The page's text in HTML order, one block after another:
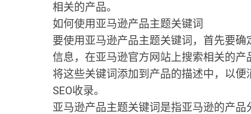
相关的产品。
如何使用亚马逊产品主题关键词
要使用亚马逊产品主题关键词，首先要
信息，在亚马逊官方网站上搜索相关的产
将这些关键词添加到产品的描述中，以
SEO收录。
亚马逊产品主题关键词是指亚马逊的产